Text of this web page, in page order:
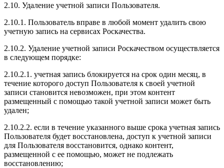
2.10. Удаление учетной записи Пользователя.
2.10.1. Пользователь вправе в любой момент удалить свою
учетную запись на сервисах Роскачества.
2.10.2. Удаление учетной записи Роскачеством осуществляется
в следующем порядке:
2.10.2.1. учетная запись блокируется на срок один месяц, в
течение которого доступ Пользователя к своей учетной
записи становится невозможен, при этом контент
размещенный с помощью такой учетной записи может быть
удален;
2.10.2.2. если в течение указанного выше срока учетная запись
Пользователя будет восстановлена, доступ к учетной записи
для Пользователя восстановится, однако контент,
размещенной с ее помощью, может не подлежать
восстановлению;